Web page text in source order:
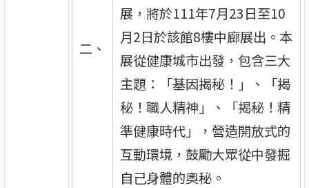
二、
展，將於111年7月23日至10
月2日於該館8樓中廊展出。本
展從健康城市出發，包含三大
主題：「基因揭秘！」、「揭
秘！職人精神」、「揭秘！精
準健康時代」，營造開放式的
互動環境，鼓勵大眾從中發掘
自己身體的奧秘。